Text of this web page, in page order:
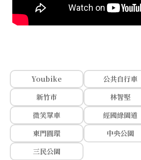
Youbike
公共自行車
新竹市
林智堅
微笑單車
經國綠園道
東門圓環
中央公園
三民公園